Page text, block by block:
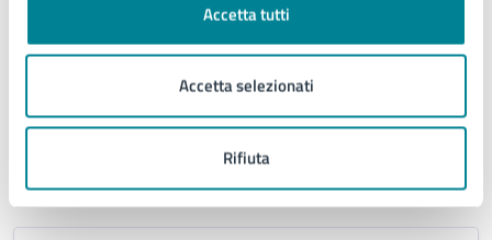
Accetta tutti
Accetta selezionati
Rifiuta
Laboratorio